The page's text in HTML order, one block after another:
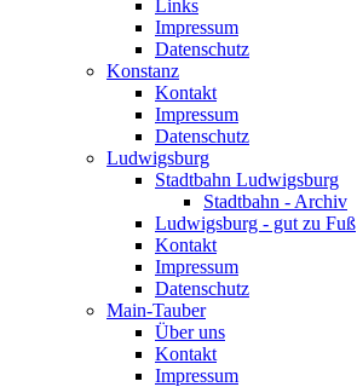
Links
Impressum
Datenschutz
Konstanz
Kontakt
Impressum
Datenschutz
Ludwigsburg
Stadtbahn Ludwigsburg
Stadtbahn - Archiv
Ludwigsburg - gut zu Fuß
Kontakt
Impressum
Datenschutz
Main-Tauber
Über uns
Kontakt
Impressum